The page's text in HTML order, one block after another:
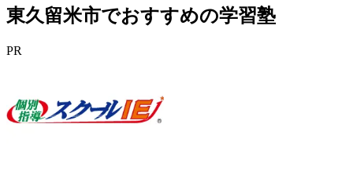
東久留米市でおすすめの学習塾
PR